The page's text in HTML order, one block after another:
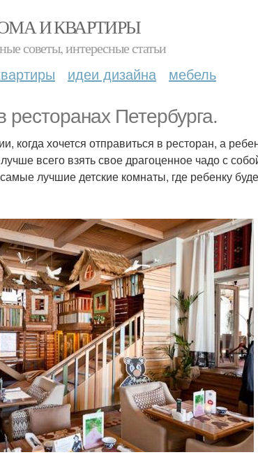
И КВАРТИРЫ
советы, интересные статьи
идеи дизайна мебель
Петербурга.
когда хочется отправиться в ресторан, а
всего взять свое драгоценное чадо с
лучшие детские комнаты, где ребенку